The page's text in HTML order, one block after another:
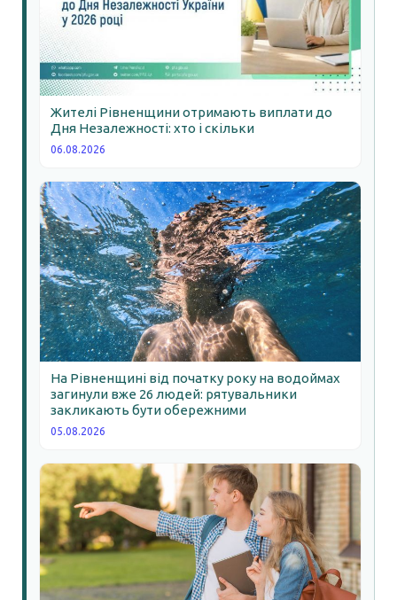
Жителі Рівненщини отримають виплати до
Дня Незалежності: хто і скільки
06.08.2026
На Рівненщині від початку року на водоймах
загинули вже 26 людей: рятувальники
закликають бути обережними
05.08.2026